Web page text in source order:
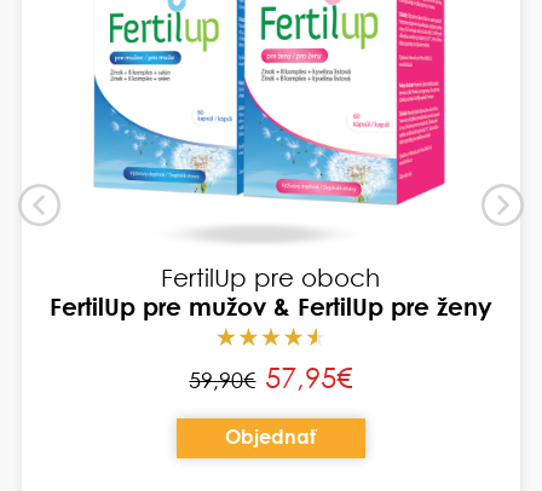
FertilUp pre oboch
FertilUp pre mužov & FertilUp pre ženy
59,90€ 57,95€
Objednať